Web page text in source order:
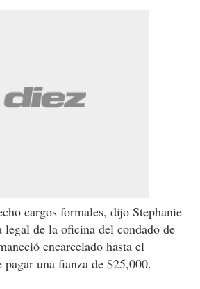
cargos formales, dijo Stephanie
de la oficina del condado de
encarcelado hasta el
una fianza de $25,000.